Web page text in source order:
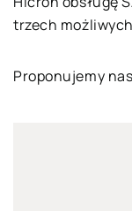
trzech
Proponujemy